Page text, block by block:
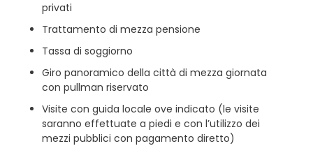
privati
Trattamento di mezza pensione
Tassa di soggiorno
Giro panoramico della città di mezza giornata
con pullman riservato
Visite con guida locale ove indicato (le visite
saranno effettuate a piedi e con l’utilizzo dei
mezzi pubblici con pagamento diretto)